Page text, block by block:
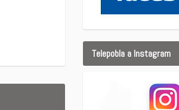
Telepobla a Instagram